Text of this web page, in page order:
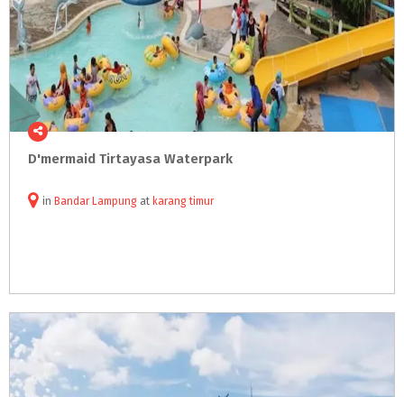
D'mermaid Tirtayasa Waterpark
in Bandar Lampung at karang timur